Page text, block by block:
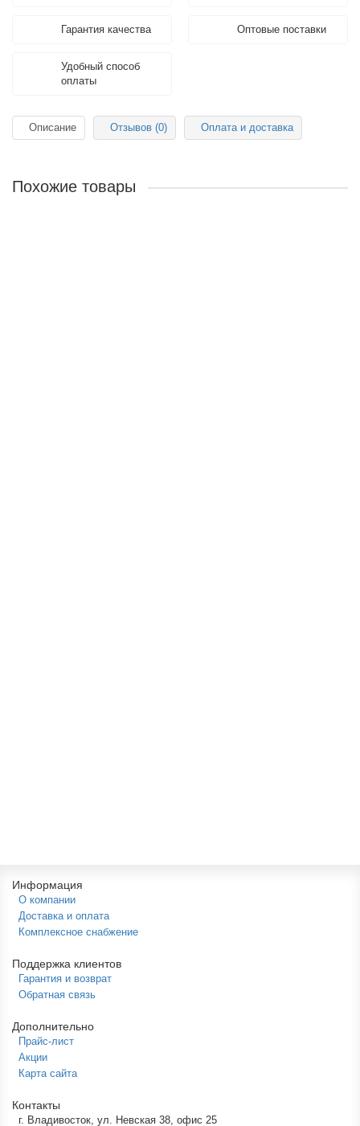
Гарантия качества Оптовые поставки
Удобный способ
оплаты
Описание Отзывов (0) Оплата и доставка
Похожие товары
Информация
О компании
Доставка и оплата
Комплексное снабжение
Поддержка клиентов
Гарантия и возврат
Обратная связь
Дополнительно
Прайс-лист
Акции
Карта сайта
Контакты
г. Владивосток, ул. Невская 38, офис 25